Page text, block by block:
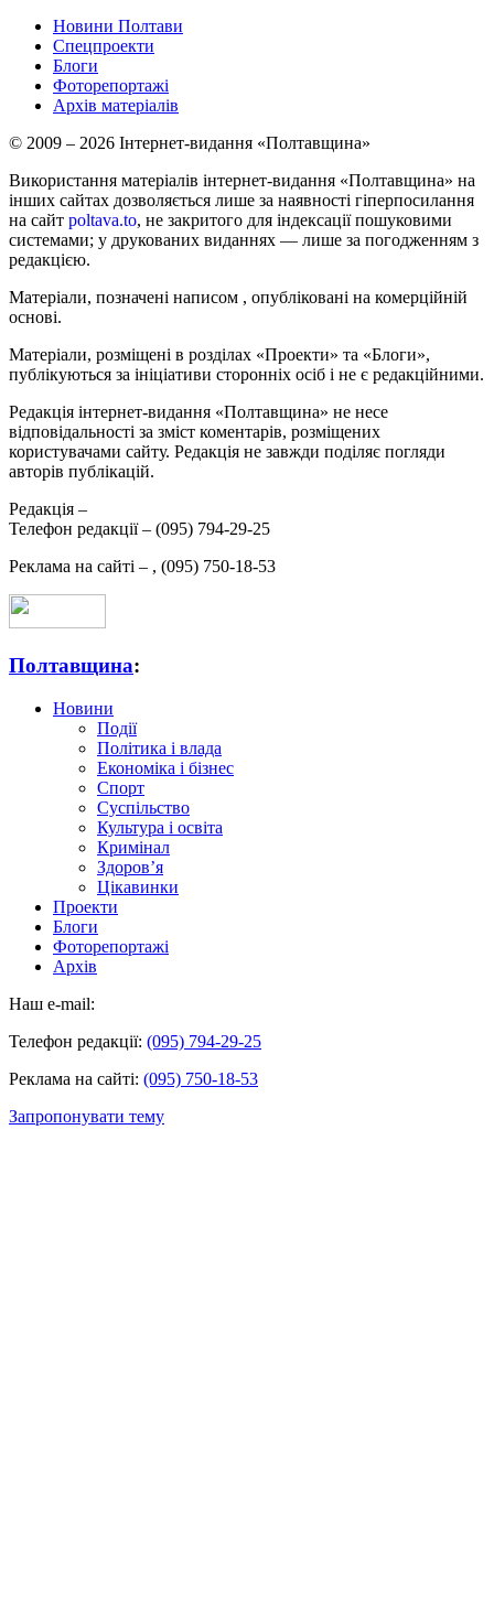
Новини Полтави
Спецпроекти
Блоги
Фоторепортажі
Архів матеріалів
© 2009 – 2026 Інтернет-видання «Полтавщина»
Використання матеріалів інтернет-видання «Полтавщина» на
інших сайтах дозволяється лише за наявності гіперпосилання
на сайт poltava.to, не закритого для індексації пошуковими
системами; у друкованих виданнях — лише за погодженням з
редакцією.
Матеріали, позначені написом , опубліковані на комерційній
основі.
Матеріали, розміщені в розділах «Проекти» та «Блоги»,
публікуються за ініціативи сторонніх осіб і не є редакційними.
Редакція інтернет-видання «Полтавщина» не несе
відповідальності за зміст коментарів, розміщених
користувачами сайту. Редакція не завжди поділяє погляди
авторів публікацій.
Редакція –
Телефон редакції – (095) 794-29-25
Реклама на сайті – , (095) 750-18-53
Полтавщина:
Новини
Події
Політика і влада
Економіка і бізнес
Спорт
Суспільство
Культура і освіта
Кримінал
Здоров’я
Цікавинки
Проекти
Блоги
Фоторепортажі
Архів
Наш e-mail:
Телефон редакції: (095) 794-29-25
Реклама на сайті: (095) 750-18-53
Запропонувати тему